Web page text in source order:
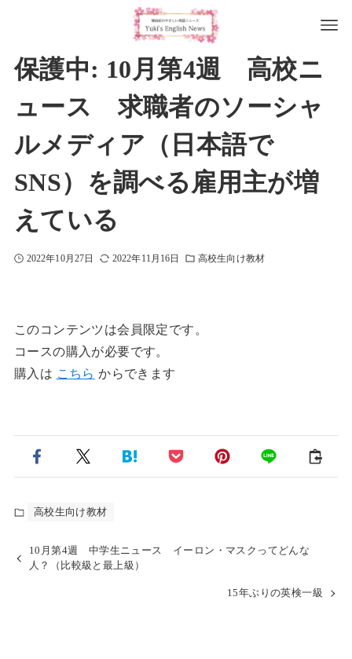
保護中: 10月第4週 高校ニ
ュース 求職者のソーシャ
ルメディア（日本語で
SNS）を調べる雇用主が増
えている
2022年10月27日 2022年11月16日 高校生向け教材
このコンテンツは会員限定です。
コースの購入が必要です。
購入は こちら からできます
高校生向け教材
10月第4週 中学生ニュース イーロン・マスクってどんな
人？（比較級と最上級）
15年ぶりの英検一級